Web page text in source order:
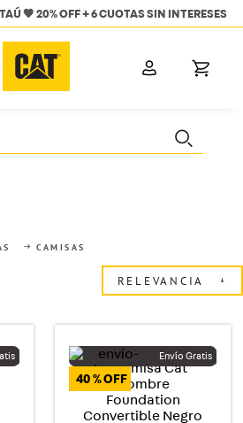
+ 6 CUOTAS SIN INTERESES
CAMISAS
RELEVANCIA
40 %